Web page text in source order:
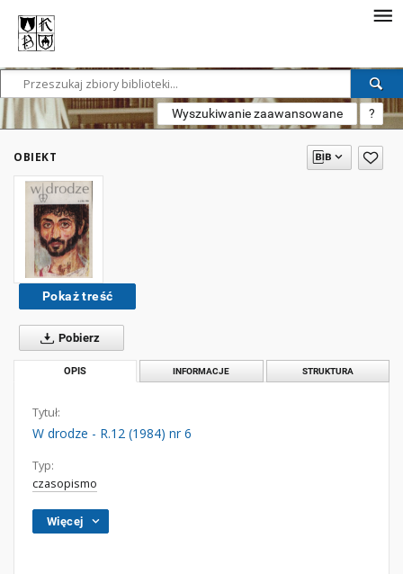
Wyszukiwanie zaawansowane ?
OBIEKT
Pokaż treść
Pobierz
OPIS INFORMACJE STRUKTURA
Tytuł:
W drodze - R.12 (1984) nr 6
Typ:
czasopismo
Więcej